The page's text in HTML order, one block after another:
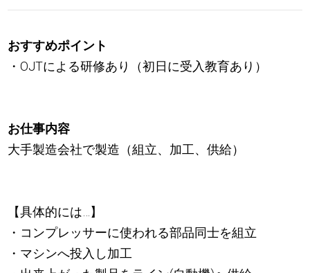
おすすめポイント
・OJTによる研修あり（初日に受入教育あり）
お仕事内容
大手製造会社で製造（組立、加工、供給）
【具体的には…】
・コンプレッサーに使われる部品同士を組立
・マシンへ投入し加工